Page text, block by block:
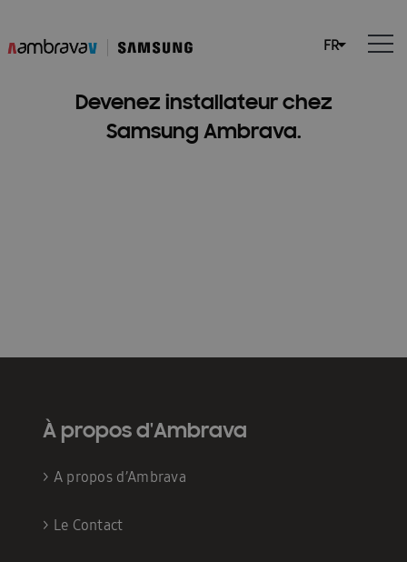
Devenez installateur chez
Samsung Ambrava.
À propos d'Ambrava
> A propos d’Ambrava
> Le Contact